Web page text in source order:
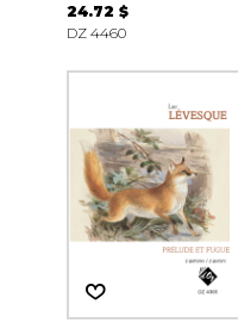
24.72 $
DZ 4460